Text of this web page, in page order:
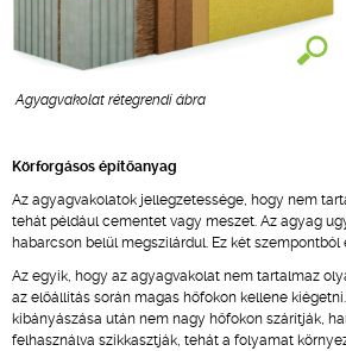
Agyagvakolat rétegrendi ábra
Körforgásos építőanyag
Az agyagvakolatok jellegzetessége, hogy nem
tehát például cementet vagy meszet. Az agyag
habarcson belül megszilárdul. Ez két szempontból
Az egyik, hogy az agyagvakolat nem tartalmaz
az előállítás során magas hőfokon kellene
kibányászása után nem nagy hőfokon szárítják,
felhasználva szikkasztják, tehát a folyamat